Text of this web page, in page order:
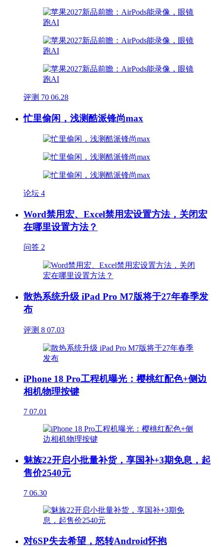
评测 70 06.28
忙里偷闲，浅测酷派锋尚max
论坛 4
Word禁用宏、Excel禁用宏设置方法，关闭宏
在哪里设置方法？
问答 2
散热系统升级 iPad Pro M7版将于27年春季发
布
评测 8 07.03
iPhone 18 Pro工程机曝光：樱桃红配色+侧边
相机物理按键
7 07.01
魅族22开启小批量补货，享国补+3期免息，起
售价2540元
7 06.30
对6SP失去希望，怒转Android怀抱